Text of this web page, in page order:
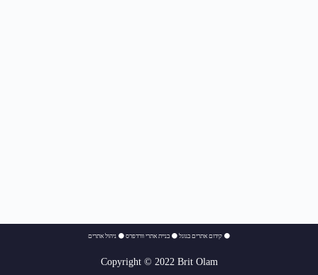
⚫ קידום אתרים בגוגל ⚫ בניית אתרי וורדפרס ⚫ ניהול אתרים
Copyright © 2022 Brit Olam